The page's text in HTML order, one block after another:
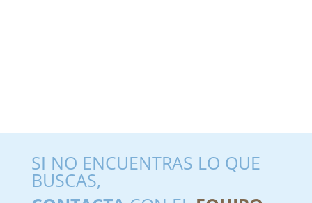
SI NO ENCUENTRAS LO QUE
BUSCAS,